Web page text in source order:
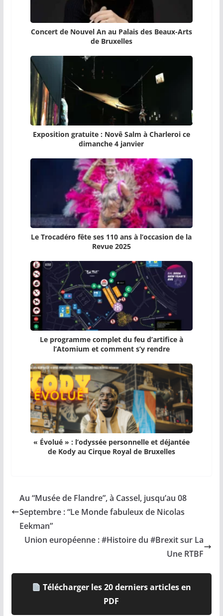
Concert de Nouvel An au Palais des Beaux-Arts
de Bruxelles
Exposition gratuite : Novê Salm à Charleroi ce
dimanche 4 janvier
Le Trocadéro fête ses 110 ans à l’occasion de la
Revue 2025
Le programme complet du feu d’artifice à
l’Atomium et comment s’y rendre
« Évolué » : l’odyssée personnelle et déjantée
de Kody au Cirque Royal de Bruxelles
Au “Musée de Flandre”, à Cassel, jusqu’au 08
Septembre : “Le Monde fabuleux de Nicolas
Eekman”
Union européenne : #Histoire du #Brexit sur La
Une RTBF
Télécharger les 20 derniers articles en
PDF